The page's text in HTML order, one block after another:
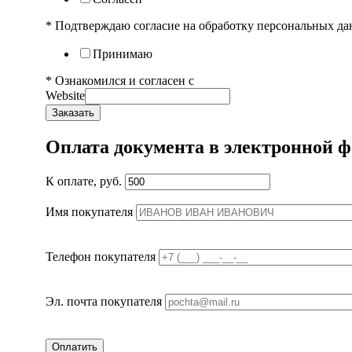
* Подтверждаю согласие на обработку персональных
Принимаю
* Ознакомился и согласен с
Website
Заказать
Оплата документа в электронной
К оплате, руб.
Имя покупателя
Телефон покупателя
Эл. почта покупателя